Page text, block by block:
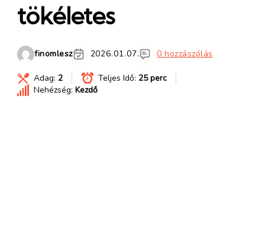
tökéletes
finomlesz 2026.01.07. 0 hozzászólás
Adag: 2 Teljes Idő: 25 perc
Nehézség: Kezdő